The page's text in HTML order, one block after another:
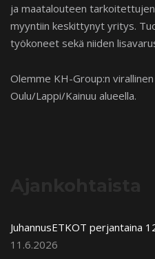
ja maatalouteen
myyntiin keskittynyt yritys.
työkoneet sekä niiden
Olemme KH-Group:n
Oulu/Lappi/Kainuu alueella.
JuhannusETKOT perjantaina
11.6.2026